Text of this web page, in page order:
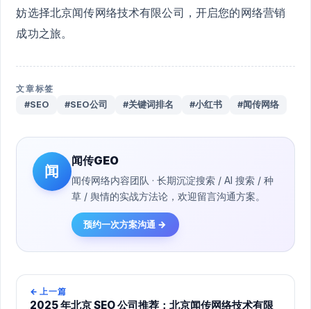
妨选择北京闻传网络技术有限公司，开启您的网络营销
成功之旅。
文章标签
#SEO #SEO公司 #关键词排名 #小红书 #闻传网络
闻
闻传GEO
闻传网络内容团队 · 长期沉淀搜索 / AI 搜索 / 种
草 / 舆情的实战方法论，欢迎留言沟通方案。
预约一次方案沟通 →
← 上一篇
2025 年北京 SEO 公司推荐：北京闻传网络技术有限